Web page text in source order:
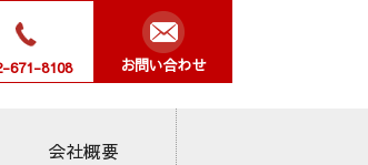
671-8108 お問い合わせ
会社概要